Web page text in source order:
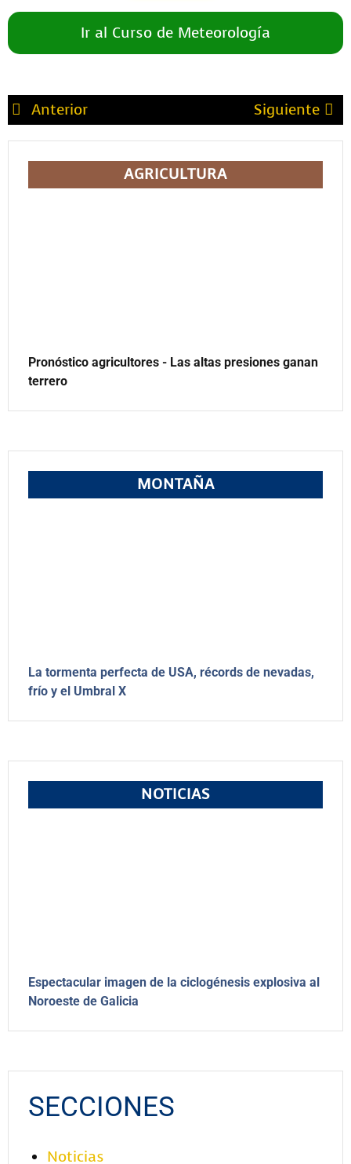
Ir al Curso de Meteorología
Anterior Siguiente
AGRICULTURA
Pronóstico agricultores - Las altas presiones ganan
terrero
MONTAÑA
La tormenta perfecta de USA, récords de nevadas,
frío y el Umbral X
NOTICIAS
Espectacular imagen de la ciclogénesis explosiva al
Noroeste de Galicia
SECCIONES
Noticias